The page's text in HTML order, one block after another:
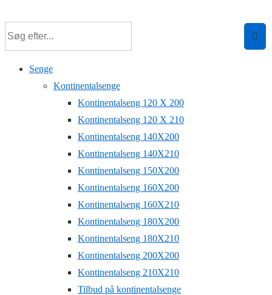
hovedindhold
Senge
Kontinentalsenge
Kontinentalseng 120 X 200
Kontinentalseng 120 X 210
Kontinentalseng 140X200
Kontinentalseng 140X210
Kontinentalseng 150X200
Kontinentalseng 160X200
Kontinentalseng 160X210
Kontinentalseng 180X200
Kontinentalseng 180X210
Kontinentalseng 200X200
Kontinentalseng 210X210
Tilbud på kontinentalsenge